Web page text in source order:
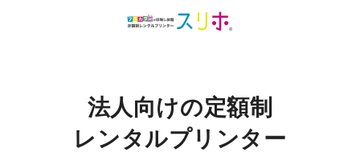
法人向けの定額制
レンタルプリンター